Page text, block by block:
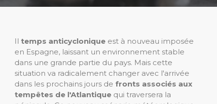
Il temps anticyclonique est à nouveau imposée
en Espagne, laissant un environnement stable
dans une grande partie du pays. Mais cette
situation va radicalement changer avec l'arrivée
dans les prochains jours de fronts associés aux
tempêtes de l'Atlantique qui traversera la